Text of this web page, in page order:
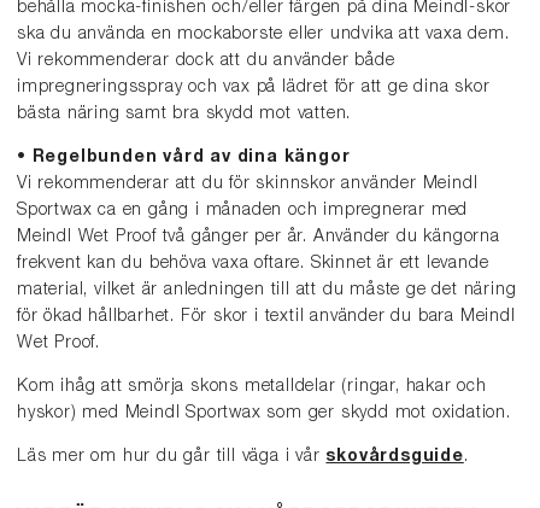
behålla mocka-finishen och/eller färgen på dina Meindl-skor
ska du använda en mockaborste eller undvika att vaxa dem.
Vi rekommenderar dock att du använder både
impregneringsspray och vax på lädret för att ge dina skor
bästa näring samt bra skydd mot vatten.
• Regelbunden vård av dina kängor
Vi rekommenderar att du för skinnskor använder Meindl
Sportwax ca en gång i månaden och impregnerar med
Meindl Wet Proof två gånger per år. Använder du kängorna
frekvent kan du behöva vaxa oftare. Skinnet är ett levande
material, vilket är anledningen till att du måste ge det näring
för ökad hållbarhet. För skor i textil använder du bara Meindl
Wet Proof.
Kom ihåg att smörja skons metalldelar (ringar, hakar och
hyskor) med Meindl Sportwax som ger skydd mot oxidation.
Läs mer om hur du går till väga i vår skovårdsguide.